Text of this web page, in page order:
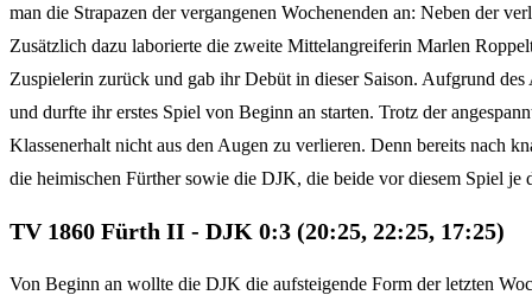
man die Strapazen der vergangenen Wochenenden an: Neben der
Zusätzlich dazu laborierte die zweite Mittelangreiferin Marlen
Zuspielerin zurück und gab ihr Debüt in dieser Saison. Aufgrund
und durfte ihr erstes Spiel von Beginn an starten. Trotz der
Klassenerhalt nicht aus den Augen zu verlieren. Denn bereits nach
die heimischen Fürther sowie die DJK, die beide vor diesem Spiel je
TV 1860 Fürth II - DJK 0:3 (20:25, 22:25, 17:25)
Von Beginn an wollte die DJK die aufsteigende Form der letzten